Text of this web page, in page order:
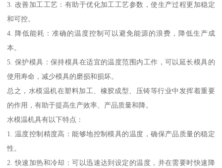
3. 改善加工工艺：有助于优化加工工艺参数，使生产过程更加稳定
和可控。
4. 降低能耗：准确的温度控制可以避免能源的浪费，降低生产成
本。
5. 保护模具：保持模具在适宜的温度范围内工作，可以延长模具的
使用寿命，减少模具的磨损和损坏。
总之，水模温机在塑料加工、橡胶成型、压铸等行业中发挥着重要
的作用，有助于提高生产效率、产品质量和降。
水模温机具有以下特点：
1. 温度控制精度高：能够地控制模具的温度，确保产品质量的稳定
性。
2. 快速加热和冷却：可以迅速达到设定的温度，并在需要时快速降